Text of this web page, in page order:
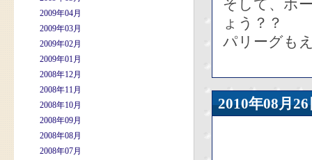
2009年04月
2009年03月
2009年02月
2009年01月
2008年12月
2008年11月
2008年10月
2008年09月
2008年08月
2008年07月
そして、ホ
ょう？？
パリーグも
2010年08